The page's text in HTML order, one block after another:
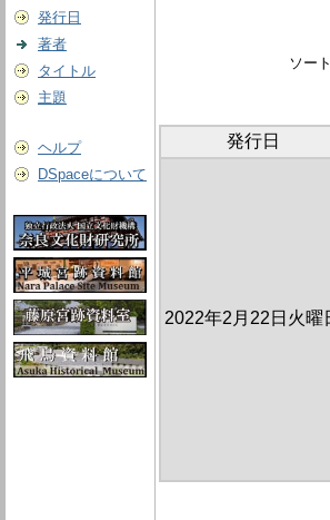
発行日
著者
タイトル
主題
ヘルプ
DSpaceについて
ソー
発行日
2022年2月22日火曜